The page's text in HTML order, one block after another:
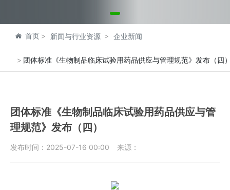
首页 新闻与行业资源 企业新闻
团体标准《生物制品临床试验用药品供应与管理规范》发布（四
团体标准《生物制品临床试验用药品供应与管
理规范》发布（四）
发布时间： 2025-07-16 00:00 来源：